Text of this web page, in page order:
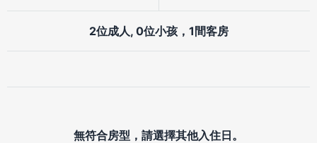
2位成人, 0位小孩，1間客房
無符合房型，請選擇其他入住日。